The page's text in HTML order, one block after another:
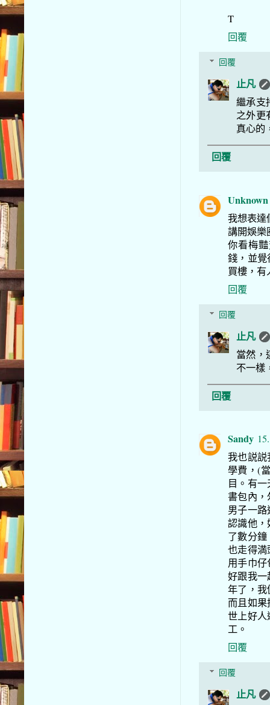
T
回覆
回覆
止凡
繼承支
之外更
真心的
回覆
Unknown
我想表達
講開娛樂
你看梅
錢，並
買樓，有
回覆
回覆
止凡
當然，
不一樣
回覆
Sandy
我也説
學費，(
目。有
書包內
男子一
認識他
了數分
也走得
用手巾
好跟我
年了，
而且如
世上好
工。
回覆
回覆
止凡